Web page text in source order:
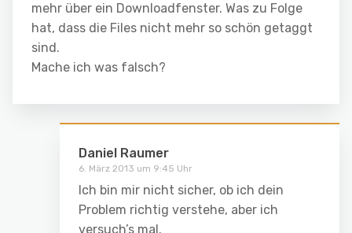
mehr über ein Downloadfenster. Was zu Folge
hat, dass die Files nicht mehr so schön getaggt
sind.
Mache ich was falsch?
Daniel Raumer
6. März 2013 um 9:45 Uhr
Ich bin mir nicht sicher, ob ich dein
Problem richtig verstehe, aber ich
versuch’s mal.